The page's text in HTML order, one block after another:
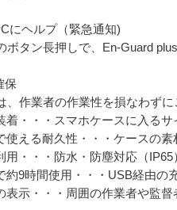
にヘルプ（緊急通知)
ボタン長押しで、En-Guard
保
、作業者の作業性を損なわずに
着・・・スマホケースに入るサ
使える耐久性・・・ケースの
用・・・防水・防塵対応（
約9時間使用・・・USB経由の
表示・・・周囲の作業者や監督